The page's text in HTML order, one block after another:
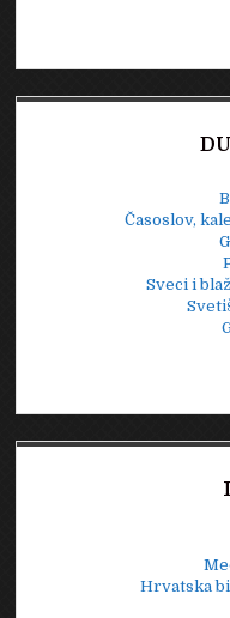
Časoslov,
Sveci i
Hrvatska